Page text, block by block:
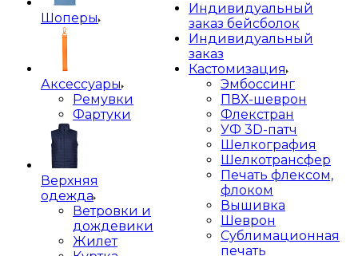
Шоперы
Аксессуары
Ремувки
Фартуки
Верхняя
одежда
Ветровки и
дождевики
Жилет
Индивидуальный
заказ бейсболок
Индивидуальный
заказ
Кастомизация
Эмбоссинг
ПВХ-шеврон
Флекстран
УФ 3D-патч
Шелкография
Шелкотрансфер
Печать флексом,
флоком
Вышивка
Шеврон
Сублимационная
печать